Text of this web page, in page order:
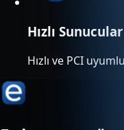
Hızlı Sunucular
Hızlı ve PCI